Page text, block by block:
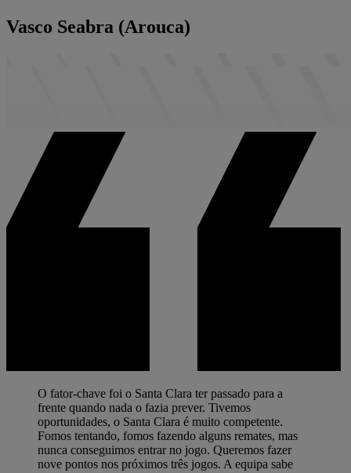
Vasco Seabra (Arouca)
O fator-chave foi o Santa Clara ter passado para a
frente quando nada o fazia prever. Tivemos
oportunidades, o Santa Clara é muito competente.
Fomos tentando, fomos fazendo alguns remates, mas
nunca conseguimos entrar no jogo. Queremos fazer
nove pontos nos próximos três jogos. A equipa sabe